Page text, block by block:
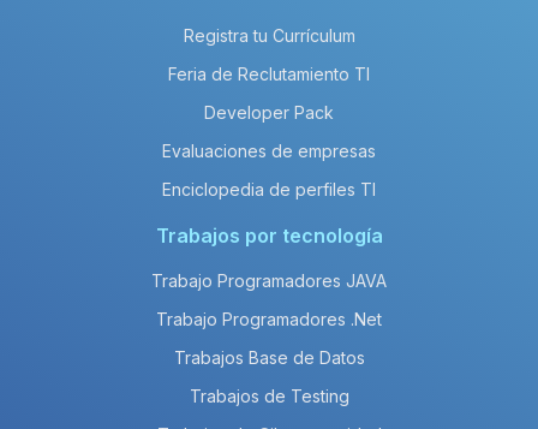
Registra tu Currículum
Feria de Reclutamiento TI
Developer Pack
Evaluaciones de empresas
Enciclopedia de perfiles TI
Trabajos por tecnología
Trabajo Programadores JAVA
Trabajo Programadores .Net
Trabajos Base de Datos
Trabajos de Testing